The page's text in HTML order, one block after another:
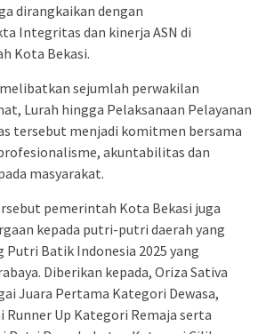
dirangkaikan dengan
Integritas dan kinerja ASN di
Kota Bekasi.
sejumlah perwakilan
Lurah hingga Pelaksanaan Pelayanan
tersebut menjadi komitmen bersama
akuntabilitas dan
masyarakat.
pemerintah Kota Bekasi juga
kepada putri-putri daerah yang
Putri Batik Indonesia 2025 yang
Diberikan kepada, Oriza Sativa
Juara Pertama Kategori Dewasa,
Runner Up Kategori Remaja serta